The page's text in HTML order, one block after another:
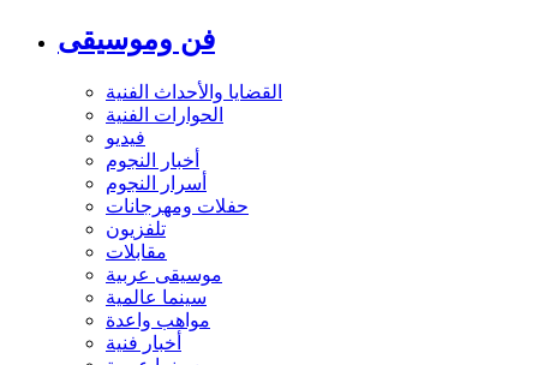
فن وموسيقى
القضايا والأحداث الفنية
الحوارات الفنية
فيديو
أخبار النجوم
أسرار النجوم
حفلات ومهرجانات
تلفزيون
مقابلات
موسيقى عربية
سينما عالمية
مواهب واعدة
أخبار فنية